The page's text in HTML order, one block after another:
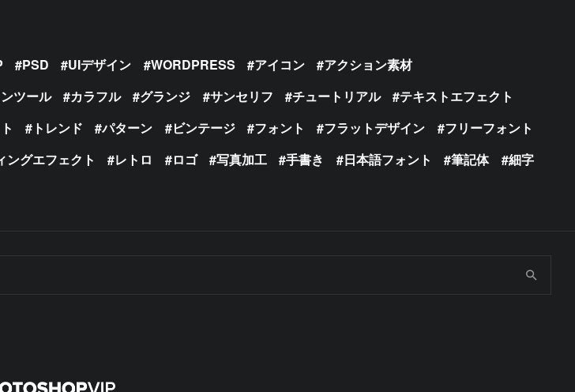
PSD UIデザイン WORDPRESS アイコン
アクション素材
ツール カラフル グランジ サンセリフ チュートリアル
テキストエフェクト
トレンド パターン ビンテージ フォント フラットデザイン
フリーフォント
ングエフェクト レトロ ロゴ 写真加工 手書き 日本語フォント 筆記体
細字